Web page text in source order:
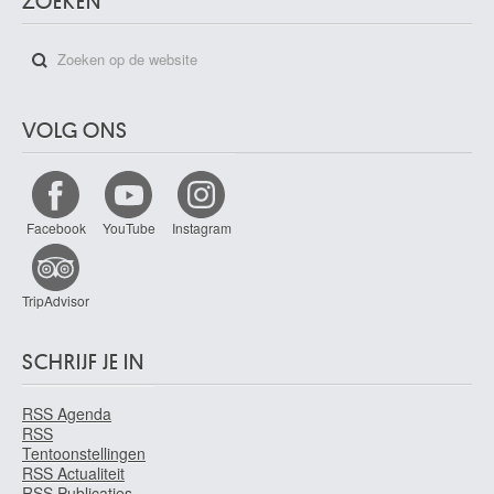
VOLG ONS
Facebook YouTube Instagram
TripAdvisor
SCHRIJF JE IN
RSS Agenda
RSS
Tentoonstellingen
RSS Actualiteit